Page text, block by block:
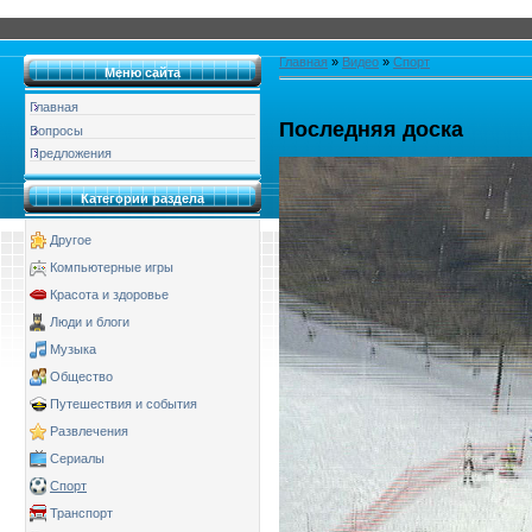
Меню сайта
Главная
Вопросы
Предложения
Категории раздела
Другое
Компьютерные игры
Красота и здоровье
Люди и блоги
Музыка
Общество
Путешествия и события
Развлечения
Сериалы
Спорт
Транспорт
Главная » Видео » Спорт
Последняя доска